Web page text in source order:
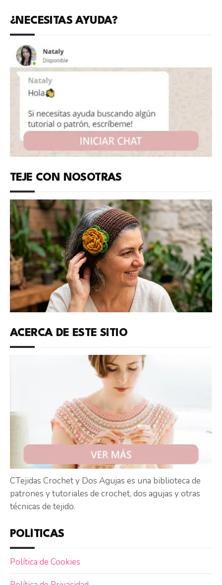
¿NECESITAS AYUDA?
TEJE CON NOSOTRAS
ACERCA DE ESTE SITIO
CTejidas Crochet y Dos Agujas es una biblioteca de
patrones y tutoriales de crochet, dos agujas y otras
técnicas de tejido.
POLÍTICAS
Política de Cookies